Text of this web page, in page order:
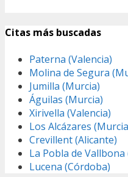
Citas más buscadas
Paterna (Valencia)
Molina de Segura
Jumilla (Murcia)
Águilas (Murcia)
Xirivella (Valencia)
Los Alcázares
Crevillent (Alicante)
La Pobla de Vallbona
Lucena (Córdoba)